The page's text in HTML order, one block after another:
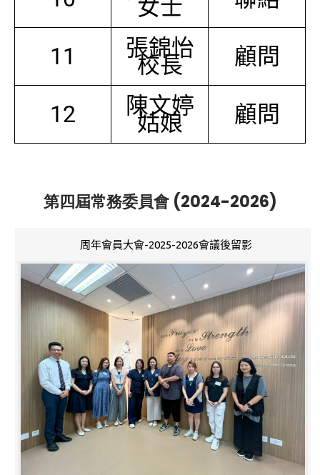
女士
11 張錦怡
校長 顧問
12 陳文婷
姑娘 顧問
第四屆常務委員會 (2024-2026)
周年會員大會-2025-2026會議後留影